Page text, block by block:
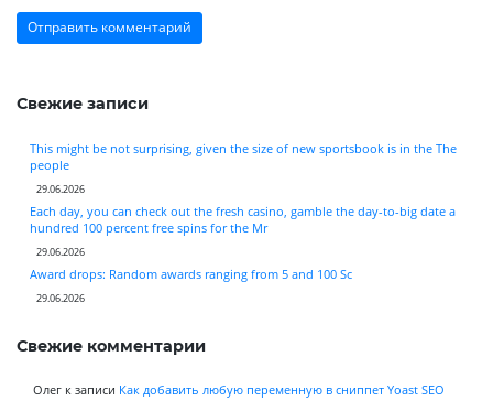
Свежие записи
This might be not surprising, given the size of new sportsbook is in the The
people
29.06.2026
Each day, you can check out the fresh casino, gamble the day-to-big date a
hundred 100 percent free spins for the Mr
29.06.2026
Award drops: Random awards ranging from 5 and 100 Sc
29.06.2026
Свежие комментарии
Олег к записи Как добавить любую переменную в сниппет Yoast SEO